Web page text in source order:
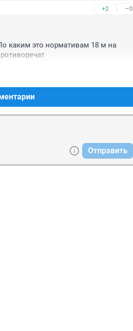
+2 –0
каким это нормативам 18 м на
Отправить